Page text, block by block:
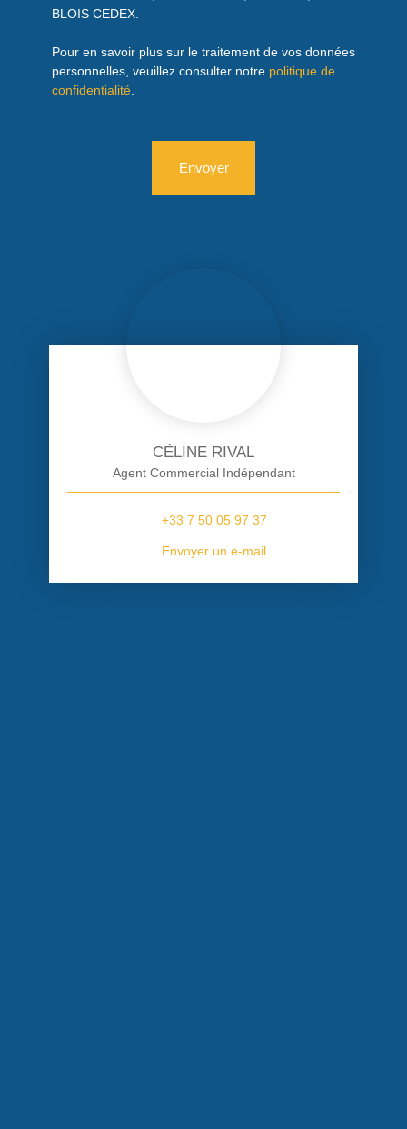
BLOIS CEDEX.
Pour en savoir plus sur le traitement de vos données
personnelles, veuillez consulter notre politique de
confidentialité
Envoyer
CÉLINE RIVAL
Agent Commercial Indépendant
+33 7 50 05 97 37
Envoyer un e-mail